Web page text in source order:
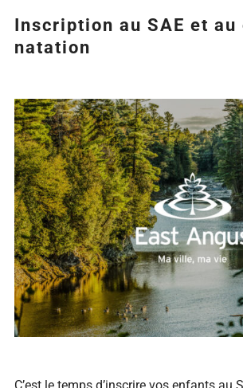
Inscription au SAE et au
natation
Agrandir
l&apos;image